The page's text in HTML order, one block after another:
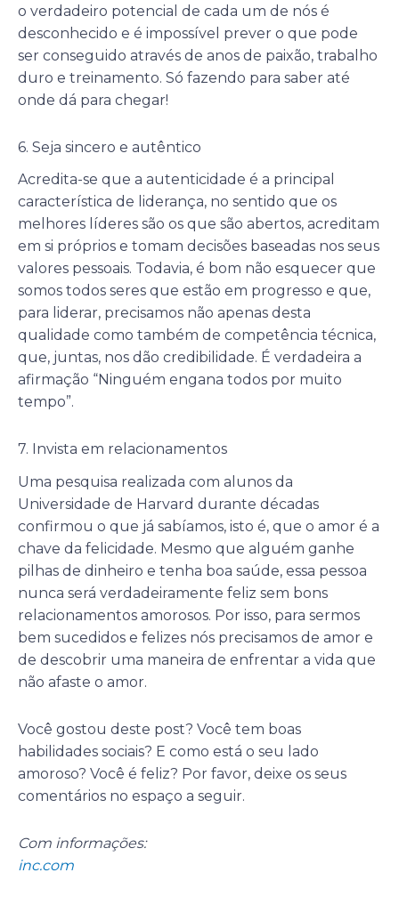
o verdadeiro potencial de cada um de nós é
desconhecido e é impossível prever o que pode
ser conseguido através de anos de paixão, trabalho
duro e treinamento. Só fazendo para saber até
onde dá para chegar!
6. Seja sincero e autêntico
Acredita-se que a autenticidade é a principal
característica de liderança, no sentido que os
melhores líderes são os que são abertos, acreditam
em si próprios e tomam decisões baseadas nos seus
valores pessoais. Todavia, é bom não esquecer que
somos todos seres que estão em progresso e que,
para liderar, precisamos não apenas desta
qualidade como também de competência técnica,
que, juntas, nos dão credibilidade. É verdadeira a
afirmação “Ninguém engana todos por muito
tempo”.
7. Invista em relacionamentos
Uma pesquisa realizada com alunos da
Universidade de Harvard durante décadas
confirmou o que já sabíamos, isto é, que o amor é a
chave da felicidade. Mesmo que alguém ganhe
pilhas de dinheiro e tenha boa saúde, essa pessoa
nunca será verdadeiramente feliz sem bons
relacionamentos amorosos. Por isso, para sermos
bem sucedidos e felizes nós precisamos de amor e
de descobrir uma maneira de enfrentar a vida que
não afaste o amor.
Você gostou deste post? Você tem boas
habilidades sociais? E como está o seu lado
amoroso? Você é feliz? Por favor, deixe os seus
comentários no espaço a seguir.
Com informações:
inc.com